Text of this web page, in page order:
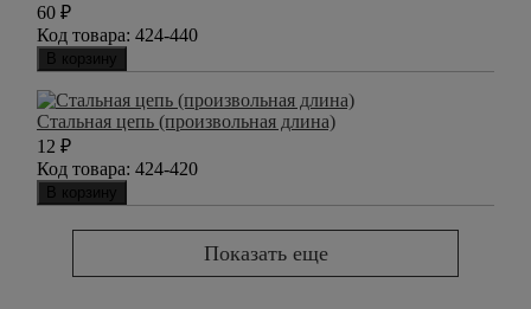
60 ₽
Код товара: 424-440
В корзину
Стальная цепь (произвольная длина)
12 ₽
Код товара: 424-420
В корзину
Показать еще